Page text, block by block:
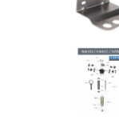
Carcase si filtre
Filtre 20" slim
Filtre Big Blue 10"